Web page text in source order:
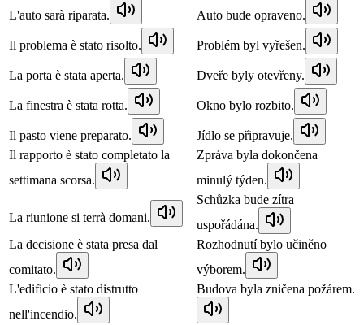
L'auto sarà riparata. Auto bude opraveno.
Il problema è stato risolto. Problém byl vyřešen.
La porta è stata aperta. Dveře byly otevřeny.
La finestra è stata rotta. Okno bylo rozbito.
Il pasto viene preparato.
Jídlo se připravuje.
Il rapporto è stato completato la
settimana scorsa.
Zpráva byla dokončena
minulý týden.
La riunione si terrà domani.
Schůzka bude zítra
uspořádána.
La decisione è stata presa dal
comitato.
Rozhodnutí bylo učiněno
výborem.
L'edificio è stato distrutto
nell'incendio.
Budova byla zničena požárem.